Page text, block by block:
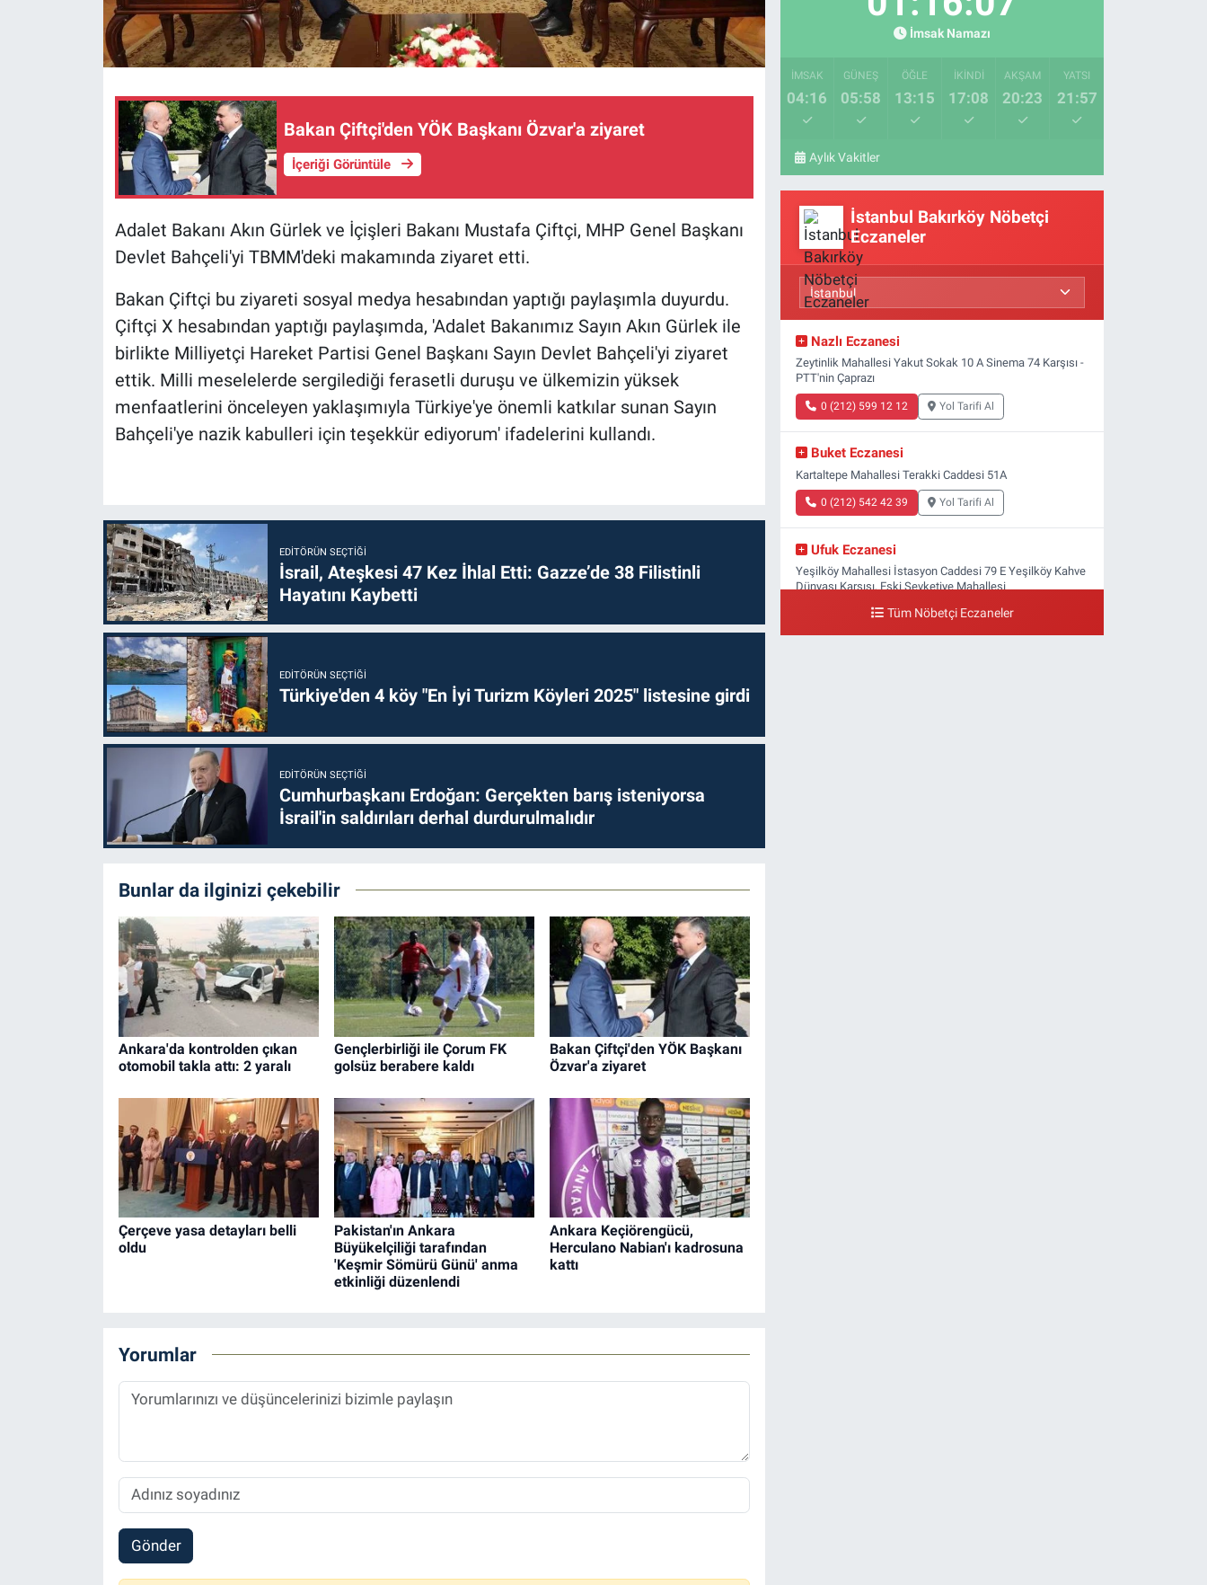
Bakan Çiftçi'den YÖK Başkanı Özvar'a ziyaret
İçeriği Görüntüle
Adalet Bakanı Akın Gürlek ve İçişleri Bakanı Mustafa Çiftçi, MHP Genel Başkanı
Devlet Bahçeli'yi TBMM'deki makamında ziyaret etti.
Bakan Çiftçi bu ziyareti sosyal medya hesabından yaptığı paylaşımla duyurdu.
Çiftçi X hesabından yaptığı paylaşımda, 'Adalet Bakanımız Sayın Akın Gürlek ile
birlikte Milliyetçi Hareket Partisi Genel Başkanı Sayın Devlet Bahçeli'yi ziyaret
ettik. Milli meselelerde sergilediği ferasetli duruşu ve ülkemizin yüksek
menfaatlerini önceleyen yaklaşımıyla Türkiye'ye önemli katkılar sunan Sayın
Bahçeli'ye nazik kabulleri için teşekkür ediyorum' ifadelerini kullandı.
EDITÖRÜN SEÇTIĞI
İsrail, Ateşkesi 47 Kez İhlal Etti: Gazze’de 38 Filistinli
Hayatını Kaybetti
EDITÖRÜN SEÇTIĞI
Türkiye'den 4 köy "En İyi Turizm Köyleri 2025" listesine girdi
EDITÖRÜN SEÇTIĞI
Cumhurbaşkanı Erdoğan: Gerçekten barış isteniyorsa
İsrail'in saldırıları derhal durdurulmalıdır
Bunlar da ilginizi çekebilir
Ankara'da kontrolden çıkan
otomobil takla attı: 2 yaralı
Gençlerbirliği ile Çorum FK
golsüz berabere kaldı
Bakan Çiftçi'den YÖK Başkanı
Özvar'a ziyaret
Çerçeve yasa detayları belli
oldu
Pakistan'ın Ankara
Büyükelçiliği tarafından
'Keşmir Sömürü Günü' anma
etkinliği düzenlendi
Ankara Keçiörengücü,
Herculano Nabian'ı kadrosuna
kattı
Yorumlar
Gönder
İmsak Namazı
İMSAK
04:16
GÜNEŞ
05:58
ÖĞLE
13:15
İKINDI
17:08
AKŞAM
20:23
YATSI
21:57
Aylık Vakitler
İstanbul Bakırköy Nöbetçi
Eczaneler
Nazlı Eczanesi
Zeytinlik Mahallesi Yakut Sokak 10 A Sinema 74 Karşısı -
PTT'nin Çaprazı
0 (212) 599 12 12 Yol Tarifi Al
Buket Eczanesi
Kartaltepe Mahallesi Terakki Caddesi 51A
0 (212) 542 42 39 Yol Tarifi Al
Ufuk Eczanesi
Yeşilköy Mahallesi İstasyon Caddesi 79 E Yeşilköy Kahve
Dünyası Karşısı, Eski Şevketiye Mahallesi
0 (212) 663 03 25 Yol Tarifi Al
Tüm Nöbetçi Eczaneler